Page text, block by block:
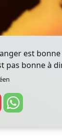
est
pas bonne à